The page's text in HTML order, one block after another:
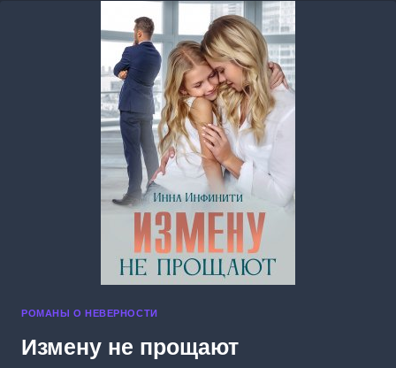
РОМАНЫ О НЕВЕРНОСТИ
Измену не прощают